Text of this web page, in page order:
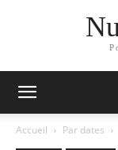
Accueil Par dates